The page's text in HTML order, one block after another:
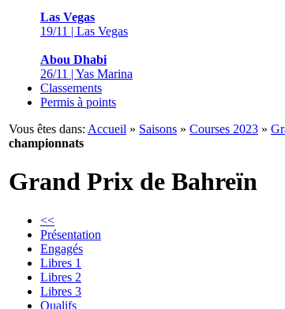
Las Vegas
19/11 | Las Vegas
Abou Dhabi
26/11 | Yas Marina
Classements
Permis à points
Vous êtes dans: Accueil » Saisons » Courses 2023 »
championnats
Grand Prix de Bahreïn
<<
Présentation
Engagés
Libres 1
Libres 2
Libres 3
Qualifs